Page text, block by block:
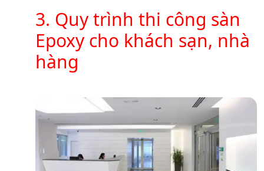
3. Quy trình thi công sàn
Epoxy cho khách sạn, nhà
hàng